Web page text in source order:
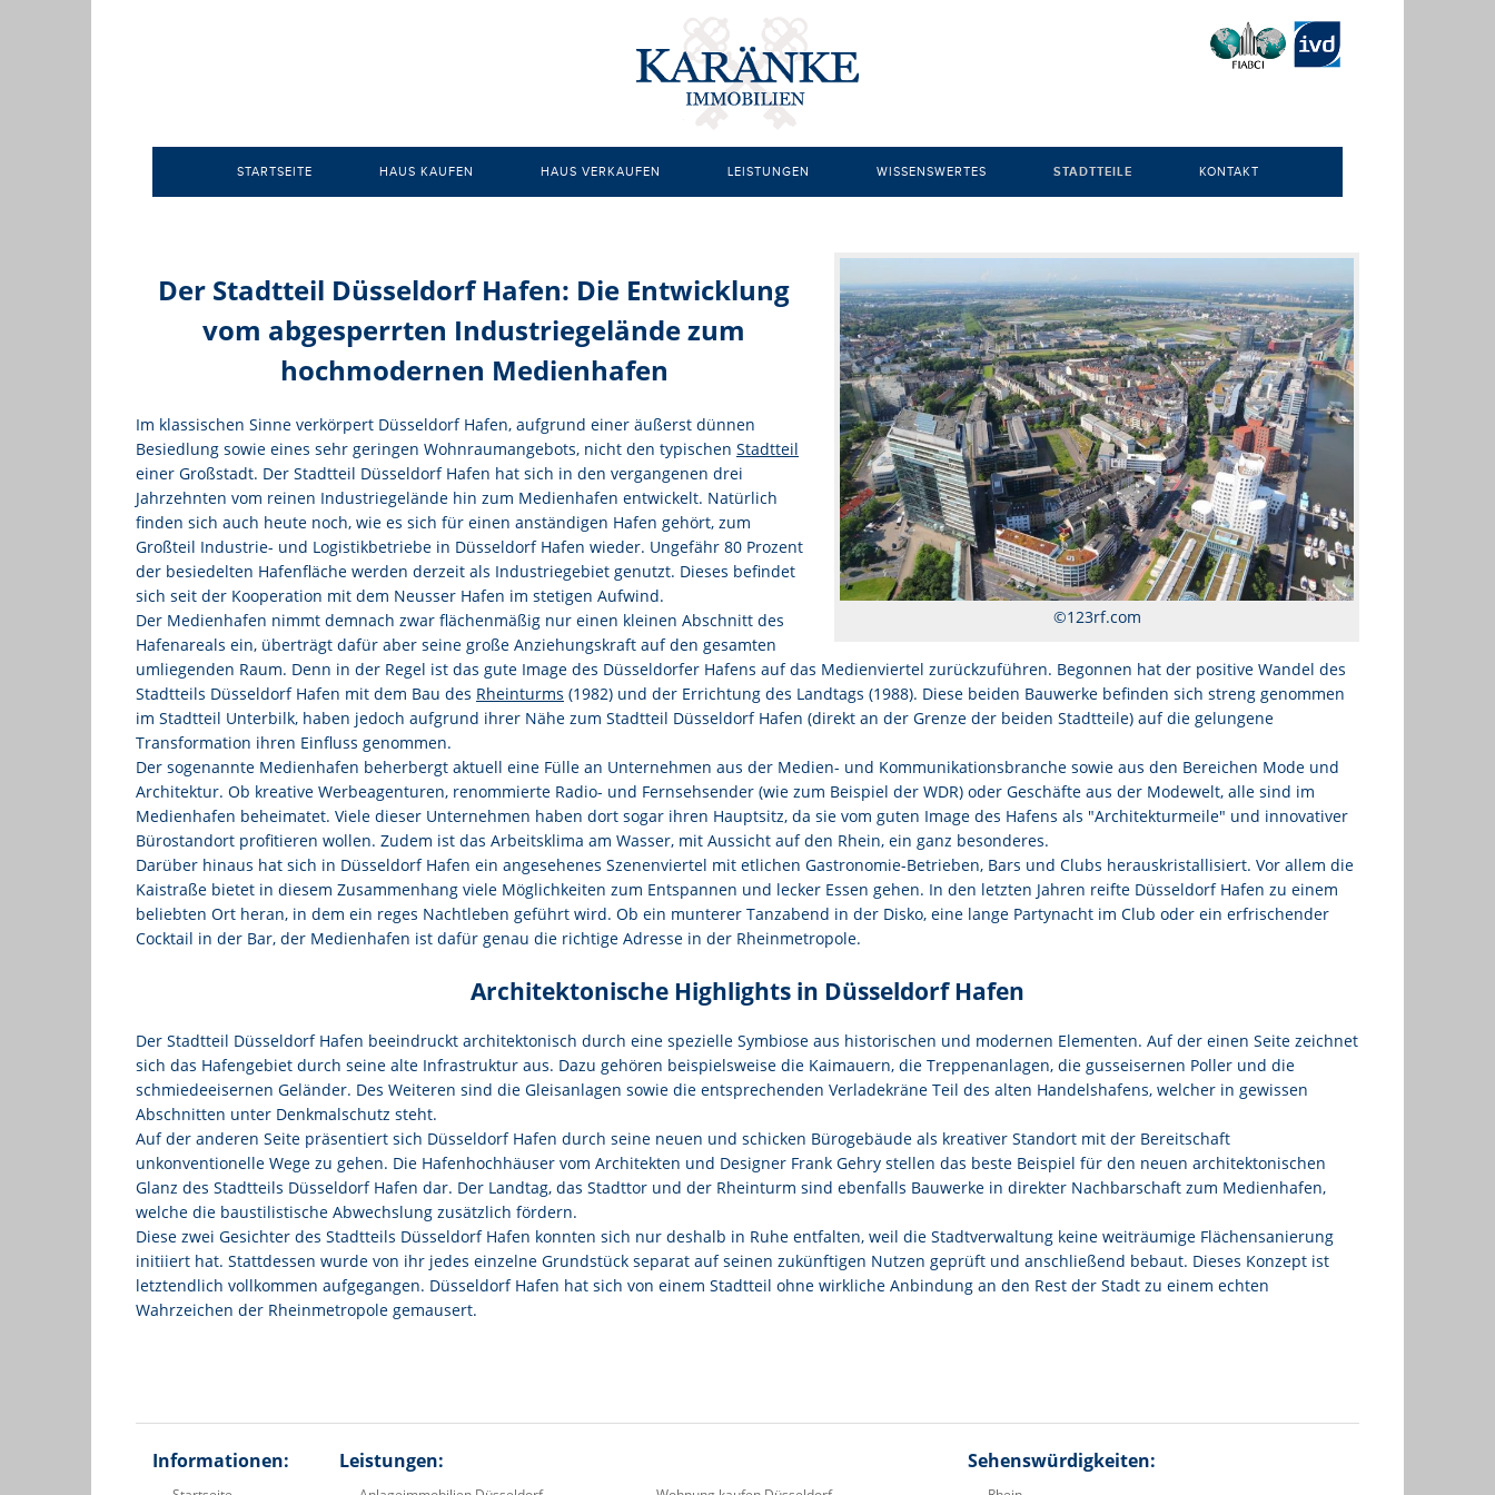
STARTSEITE HAUS KAUFEN HAUS VERKAUFEN LEISTUNGEN
EIGENTUMSWOHNUNG
GEWERBEIMMOBILIEN
IMMOBILIENMAKLER
WOHNUNG KAUFEN
WOHNUNG VERKAUFEN
WOHNUNGSIMMOBILIEN
WISSENSWERTES
IMMOBILIEN DÜSSELDORF
MAKLERPROVISION
MARKLERGEBÜHREN
MIETSPIEGEL
NEUBAUWOHNUNGEN
WOHNUNGSSUCHE DÜSSELDORF
STADTTEILE
ALTSTADT
BENRATH
BILK
DERENDORF
ELLER
GERRESHEIM
HAFEN
KAISERSWERTH
OBERBILK
OBERKASSEL
PEMPELFORT
RATH
KONTAKT
©123rf.com
Der Stadtteil Düsseldorf Hafen: Die Entwicklung
vom abgesperrten Industriegelände zum
hochmodernen Medienhafen
Im klassischen Sinne verkörpert Düsseldorf Hafen, aufgrund einer äußerst dünnen
Besiedlung sowie eines sehr geringen Wohnraumangebots, nicht den typischen Stadtteil
einer Großstadt. Der Stadtteil Düsseldorf Hafen hat sich in den vergangenen drei
Jahrzehnten vom reinen Industriegelände hin zum Medienhafen entwickelt. Natürlich
finden sich auch heute noch, wie es sich für einen anständigen Hafen gehört, zum
Großteil Industrie- und Logistikbetriebe in Düsseldorf Hafen wieder. Ungefähr 80 Prozent
der besiedelten Hafenfläche werden derzeit als Industriegebiet genutzt. Dieses befindet
sich seit der Kooperation mit dem Neusser Hafen im stetigen Aufwind.
Der Medienhafen nimmt demnach zwar flächenmäßig nur einen kleinen Abschnitt des
Hafenareals ein, überträgt dafür aber seine große Anziehungskraft auf den gesamten
umliegenden Raum. Denn in der Regel ist das gute Image des Düsseldorfer Hafens auf das Medienviertel zurückzuführen. Begonnen hat der positive Wandel des
Stadtteils Düsseldorf Hafen mit dem Bau des Rheinturms (1982) und der Errichtung des Landtags (1988). Diese beiden Bauwerke befinden sich streng genommen
im Stadtteil Unterbilk, haben jedoch aufgrund ihrer Nähe zum Stadtteil Düsseldorf Hafen (direkt an der Grenze der beiden Stadtteile) auf die gelungene
Transformation ihren Einfluss genommen.
Der sogenannte Medienhafen beherbergt aktuell eine Fülle an Unternehmen aus der Medien- und Kommunikationsbranche sowie aus den Bereichen Mode und
Architektur. Ob kreative Werbeagenturen, renommierte Radio- und Fernsehsender (wie zum Beispiel der WDR) oder Geschäfte aus der Modewelt, alle sind im
Medienhafen beheimatet. Viele dieser Unternehmen haben dort sogar ihren Hauptsitz, da sie vom guten Image des Hafens als ″Architekturmeile″ und innovativer
Bürostandort profitieren wollen. Zudem ist das Arbeitsklima am Wasser, mit Aussicht auf den Rhein, ein ganz besonderes.
Darüber hinaus hat sich in Düsseldorf Hafen ein angesehenes Szenenviertel mit etlichen Gastronomie-Betrieben, Bars und Clubs herauskristallisiert. Vor allem die
Kaistraße bietet in diesem Zusammenhang viele Möglichkeiten zum Entspannen und lecker Essen gehen. In den letzten Jahren reifte Düsseldorf Hafen zu einem
beliebten Ort heran, in dem ein reges Nachtleben geführt wird. Ob ein munterer Tanzabend in der Disko, eine lange Partynacht im Club oder ein erfrischender
Cocktail in der Bar, der Medienhafen ist dafür genau die richtige Adresse in der Rheinmetropole.
Architektonische Highlights in Düsseldorf Hafen
Der Stadtteil Düsseldorf Hafen beeindruckt architektonisch durch eine spezielle Symbiose aus historischen und modernen Elementen. Auf der einen Seite zeichnet
sich das Hafengebiet durch seine alte Infrastruktur aus. Dazu gehören beispielsweise die Kaimauern, die Treppenanlagen, die gusseisernen Poller und die
schmiedeeisernen Geländer. Des Weiteren sind die Gleisanlagen sowie die entsprechenden Verladekräne Teil des alten Handelshafens, welcher in gewissen
Abschnitten unter Denkmalschutz steht.
Auf der anderen Seite präsentiert sich Düsseldorf Hafen durch seine neuen und schicken Bürogebäude als kreativer Standort mit der Bereitschaft
unkonventionelle Wege zu gehen. Die Hafenhochhäuser vom Architekten und Designer Frank Gehry stellen das beste Beispiel für den neuen architektonischen
Glanz des Stadtteils Düsseldorf Hafen dar. Der Landtag, das Stadttor und der Rheinturm sind ebenfalls Bauwerke in direkter Nachbarschaft zum Medienhafen,
welche die baustilistische Abwechslung zusätzlich fördern.
Diese zwei Gesichter des Stadtteils Düsseldorf Hafen konnten sich nur deshalb in Ruhe entfalten, weil die Stadtverwaltung keine weiträumige Flächensanierung
initiiert hat. Stattdessen wurde von ihr jedes einzelne Grundstück separat auf seinen zukünftigen Nutzen geprüft und anschließend bebaut. Dieses Konzept ist
letztendlich vollkommen aufgegangen. Düsseldorf Hafen hat sich von einem Stadtteil ohne wirkliche Anbindung an den Rest der Stadt zu einem echten
Wahrzeichen der Rheinmetropole gemausert.
Informationen: Leistungen: Sehenswürdigkeiten: